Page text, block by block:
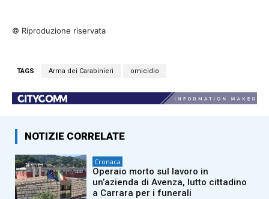
© Riproduzione riservata
TAGS Arma dei Carabinieri omicidio
NOTIZIE CORRELATE
Cronaca
Operaio morto sul lavoro in
un’azienda di Avenza, lutto cittadino
a Carrara per i funerali